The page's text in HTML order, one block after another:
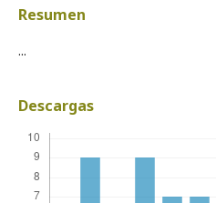
Resumen
...
Descargas